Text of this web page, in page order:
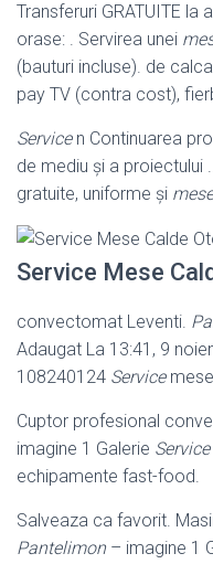
Transferuri GRATUITE la
orase: . Servirea unei
(bauturi incluse). de
pay TV (contra cost),
Servicen Continuarea
de mediu şi a proiectului
gratuite, uniforme şi
Service Mese
convectomat Leventi.
Adaugat La 13:41, 9
108240124 Service
Cuptor profesional
imagine 1 Galerie Service
echipamente fast-food.
Salveaza ca favorit.
Pantelimon– imagine 1